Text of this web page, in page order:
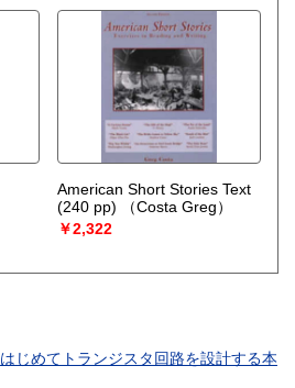
American Short Stories Text
(240 pp)
（Costa Greg）
￥2,322
はじめてトランジスタ回路を設計する本